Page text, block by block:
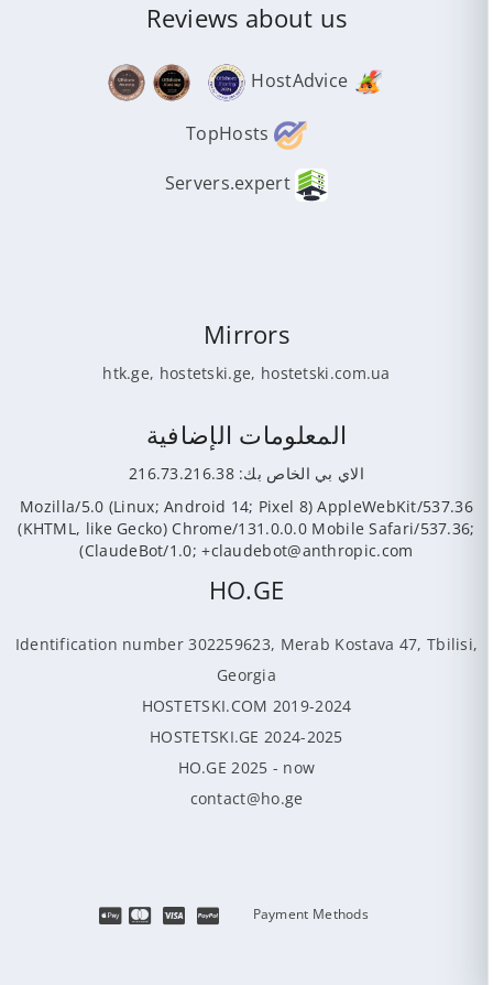
Reviews about us
HostAdvice
TopHosts
Servers.expert
Mirrors
htk.ge ,hostetski.ge ,hostetski.com.ua
المعلومات الإضافية
الاي بي الخاص بك: 216.73.216.38
Mozilla/5.0 (Linux; Android 14; Pixel 8) AppleWebKit/537.36
(KHTML, like Gecko) Chrome/131.0.0.0 Mobile Safari/537.36;
ClaudeBot/1.0; +claudebot@anthropic.com)
HO.GE
Identification number 302259623, Merab Kostava 47, Tbilisi,
Georgia
HOSTETSKI.COM 2019-2024
HOSTETSKI.GE 2024-2025
HO.GE 2025 - now
contact@ho.ge
Payment Methods